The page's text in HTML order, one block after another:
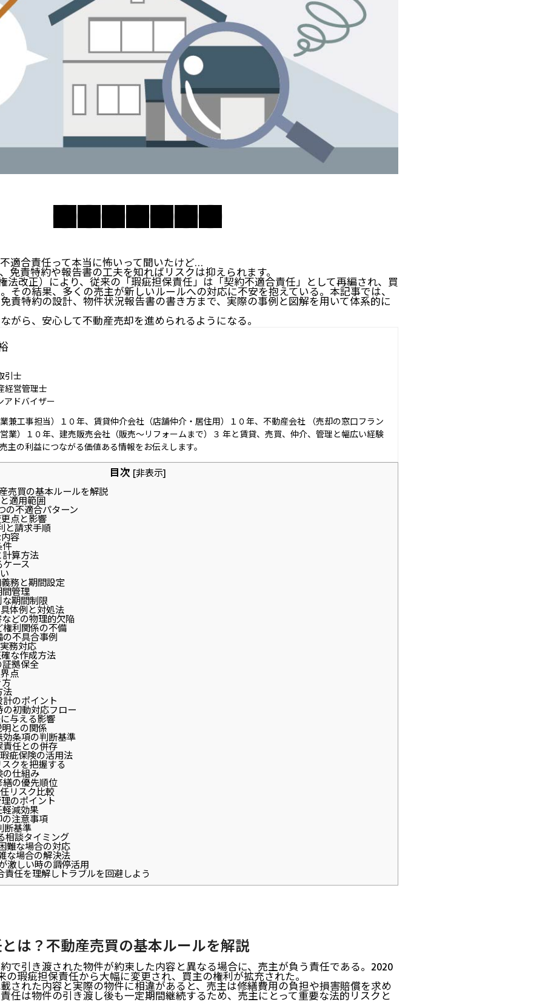
適合責任って本当に怖いって聞いたけど…
免責特約や報告書の工夫を知ればリスクは抑えられます。
法改正）により、従来の「瑕疵担保責任」は「契約不適合責任」として再編され、買
その結果、多くの売主が新しいルールへの対応に不安を抱えている。本記事では、
責特約の設計、物件状況報告書の書き方まで、実際の事例と図解を用いて体系的に
がら、安心して不動産売却を進められるようになる。
引士
経営管理士
アドバイザー
兼工事担当）１０年、賃貸仲介会社（店舗仲介・居住用）１０年、不動産会社 （売却の窓口フラン
業）１０年、建売販売会社（販売～リフォームまで）３ 年と賃貸、売買、仲介、管理と幅広い経験
主の利益につながる価値ある情報をお伝えします。
目次 [非表示]
売買の基本ルールを解説
適用範囲
の不適合パターン
点と影響
と請求手順
容
件
算方法
ース
務と期間設定
管理
期間制限
体例と対処法
どの物理的欠陥
利関係の不備
不具合事例
務対応
な作成方法
拠保全
点
法
のポイント
初動対応フロー
与える影響
との関係
条項の判断基準
任との併存
疵保険の活用法
クを把握する
の仕組み
の優先順位
リスク比較
のポイント
減効果
注意事項
断基準
相談タイミング
難な場合の対応
な場合の解決法
激しい時の調停活用
責任を理解しトラブルを回避しよう
は？不動産売買の基本ルールを解説
で引き渡された物件が約束した内容と異なる場合に、売主が負う責任である。2020
の瑕疵担保責任から大幅に変更され、買主の権利が拡充された。
された内容と実際の物件に相違があると、売主は修繕費用の負担や損害賠償を求め
任は物件の引き渡し後も一定期間継続するため、売主にとって重要な法的リスクと